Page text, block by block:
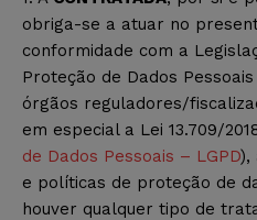
obriga-se a atuar no
conformidade com a
Proteção de Dados
órgãos reguladores/
em especial a Lei 13.709/
de Dados Pessoais – LGPD),
e políticas de proteção de
houver qualquer tipo de